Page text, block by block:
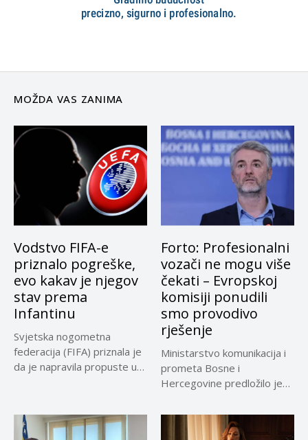
MOŽDA VAS ZANIMA
Vodstvo FIFA-e
priznalo pogreške,
evo kakav je njegov
stav prema
Infantinu
Svjetska nogometna
federacija (FIFA) priznala je
da je napravila propuste u
Forto: Profesionalni
vozači ne mogu više
čekati – Evropskoj
komisiji ponudili
smo provodivo
rješenje
Ministarstvo komunikacija i
prometa Bosne i
Hercegovine predložilo je
privremeno...